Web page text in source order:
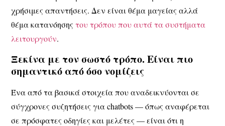
χρήσιμες απαντήσεις. Δεν είναι θέμα μαγείας αλλά
θέμα κατανόησηςτου τρόπου που αυτά τα συστήματα
λειτουργούν.
Ξεκίνα με τον σωστό τρόπο. Είναι πιο
σημαντικό από όσο νομίζεις
Ένα από τα βασικά στοιχεία που αναδεικνύονται σε
σύγχρονες συζητήσεις για chatbots — όπως αναφέρεται
σε πρόσφατες οδηγίες και μελέτες — είναι ότιη